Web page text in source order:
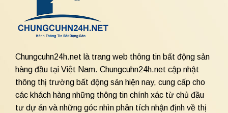
Chungcuhn24h.net là trang web thông tin bất động sản
hàng đầu tại Việt Nam. Chungcuhn24h.net cập nhật
thông thị trường bất động sản hiện nay, cung cấp cho
các khách hàng những thông tin chính xác từ chủ đầu
tư dự án và những góc nhìn phân tích nhận định về thị